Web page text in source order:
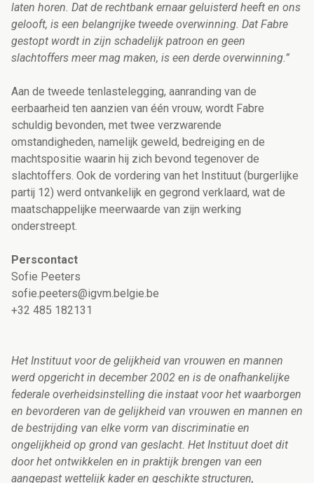
laten horen. Dat de rechtbank ernaar geluisterd heeft en ons
gelooft, is een belangrijke tweede overwinning. Dat Fabre
gestopt wordt in zijn schadelijk patroon en geen
slachtoffers meer mag maken, is een derde overwinning.”
Aan de tweede tenlastelegging, aanranding van de
eerbaarheid ten aanzien van één vrouw, wordt Fabre
schuldig bevonden, met twee verzwarende
omstandigheden, namelijk geweld, bedreiging en de
machtspositie waarin hij zich bevond tegenover de
slachtoffers. Ook de vordering van het Instituut (burgerlijke
partij 12) werd ontvankelijk en gegrond verklaard, wat de
maatschappelijke meerwaarde van zijn werking
onderstreept.
Perscontact
Sofie Peeters
sofie.peeters@igvm.belgie.be
+32 485 182131
Het Instituut voor de gelijkheid van vrouwen en mannen
werd opgericht in december 2002 en is de onafhankelijke
federale overheidsinstelling die instaat voor het waarborgen
en bevorderen van de gelijkheid van vrouwen en mannen en
de bestrijding van elke vorm van discriminatie en
ongelijkheid op grond van geslacht. Het Instituut doet dit
door het ontwikkelen en in praktijk brengen van een
aangepast wettelijk kader en geschikte structuren,